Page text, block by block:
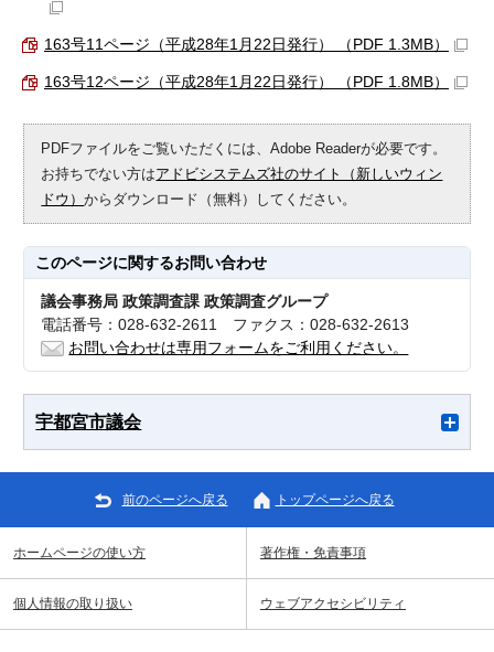
163号11ページ（平成28年1月22日発行） （PDF 1.3MB）
163号12ページ（平成28年1月22日発行） （PDF 1.8MB）
PDFファイルをご覧いただくには、Adobe Readerが必要です。
お持ちでない方はアドビシステムズ社のサイト（新しいウィン
ドウ）からダウンロード（無料）してください。
このページに関するお問い合わせ
議会事務局 政策調査課 政策調査グループ
電話番号：028-632-2611 ファクス：028-632-2613
お問い合わせは専用フォームをご利用ください。
宇都宮市議会
前のページへ戻る トップページへ戻る
ホームページの使い方 著作権・免責事項
個人情報の取り扱い ウェブアクセシビリティ